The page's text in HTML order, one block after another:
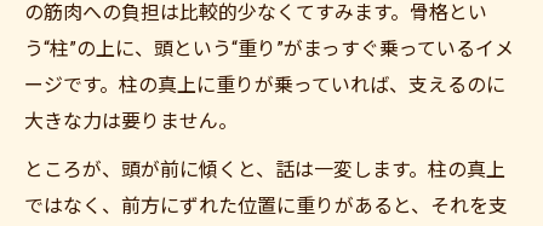
の筋肉への負担は比較的少なくてすみます。骨格とい
う“柱”の上に、頭という“重り”がまっすぐ乗っているイメ
ージです。柱の真上に重りが乗っていれば、支えるのに
大きな力は要りません。
ところが、頭が前に傾くと、話は一変します。柱の真上
ではなく、前方にずれた位置に重りがあると、それを支